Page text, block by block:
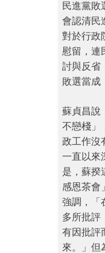
民進黨敗
會認清民
對於行政
慰留，連
討與反省
敗選當成
蘇貞昌說
不戀棧」
政工作沒
一直以來
是，蘇揆
感恩茶會
強調，「
多所批評
有因批評
來。」但